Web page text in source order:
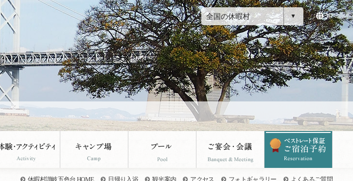
全国の休暇村 JP
休暇村讃岐五色台 HOME 日帰り入浴 観光案内 アクセス フォトギャラリー よくあるご質問